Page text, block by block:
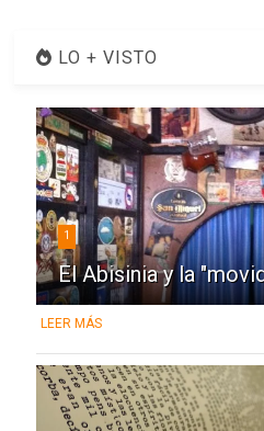
LO + VISTO
1
El Abisinia y la
LEER MÁS